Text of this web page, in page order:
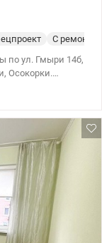
С
по ул. Гмыри 14б,
Осокорки.
мебелью и
Дом
и вода.
- зоны
магазины,
и детские